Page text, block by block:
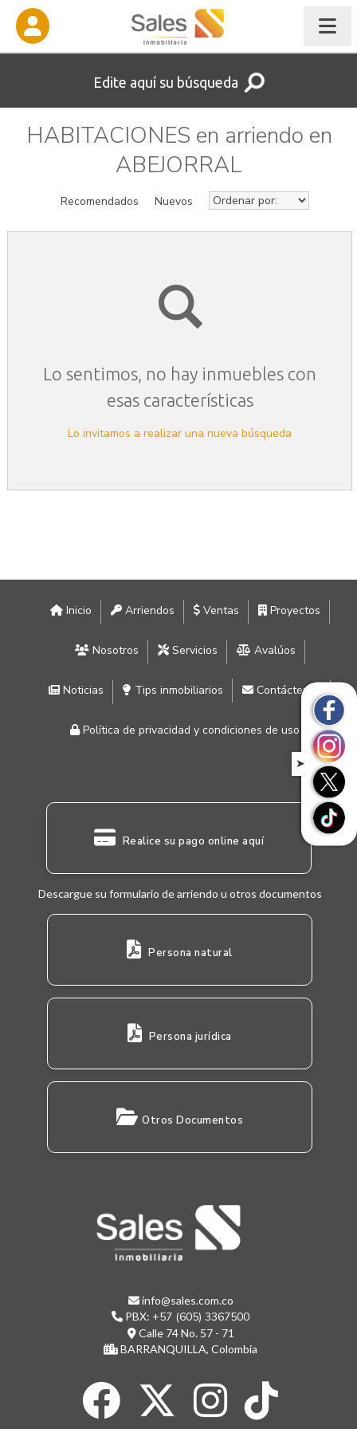
Edite aquí su búsqueda
HABITACIONES en arriendo en
ABEJORRAL
Recomendados Nuevos
Lo sentimos, no hay inmuebles con
esas características
Lo invitamos a realizar una nueva búsqueda
Inicio Arriendos Ventas Proyectos
Nosotros Servicios Avalúos
Noticias Tips inmobiliarios Contáctenos
Política de privacidad y condiciones de uso
Realice su pago online aquí
Descargue su formulario de arriendo u otros documentos
Persona natural
Persona jurídica
Otros Documentos
info@sales.com.co
PBX: +57 (605) 3367500
Calle 74 No. 57 - 71
BARRANQUILLA, Colombia
➤